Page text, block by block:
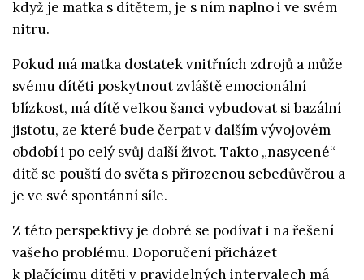
když je matka s dítětem, je s ním naplno i ve svém
nitru.
Pokud má matka dostatek vnitřních zdrojů a může
svému dítěti poskytnout zvláště emocionální
blízkost, má dítě velkou šanci vybudovat si bazální
jistotu, ze které bude čerpat v dalším vývojovém
období i po celý svůj další život. Takto „nasycené“
dítě se pouští do světa s přirozenou sebedůvěrou a
je ve své spontánní síle.
Z této perspektivy je dobré se podívat i na řešení
vašeho problému. Doporučení přicházet
k plačícímu dítěti v pravidelných intervalech má